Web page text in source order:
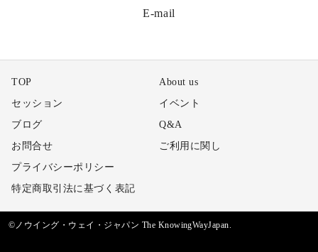
E-mail
TOP
About us
セッション
イベント
ブログ
Q&A
お問合せ
ご利用に関し
プライバシーポリシー
特定商取引法に基づく表記
©ノウイング・ウェイ・ジャパン The KnowingWayJapan.